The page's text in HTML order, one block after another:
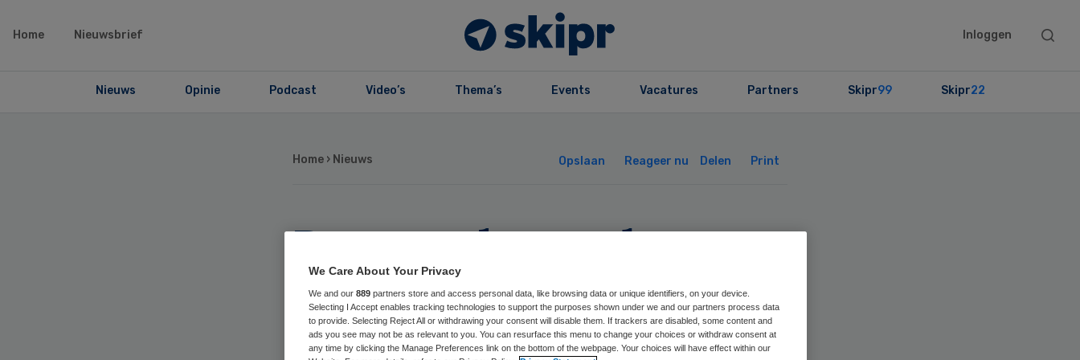
Home Nieuwsbrief Inloggen
Search
Nieuws Opinie Podcast Video’s Thema’s Events Vacatures Partners Skipr99 Skipr22
Home › Nieuws Opslaan Reageer nu Delen Print
Bestuurder verlaat
Zorggroep Charim
We Care About Your Privacy
We and our 889 partners store and access personal data, like browsing data or unique identifiers, on your device.
Selecting I Accept enables tracking technologies to support the purposes shown under we and our partners process data
to provide. Selecting Reject All or withdrawing your consent will disable them. If trackers are disabled, some content and
ads you see may not be as relevant to you. You can resurface this menu to change your choices or withdraw consent at
any time by clicking the Manage Preferences link on the bottom of the webpage. Your choices will have effect within our